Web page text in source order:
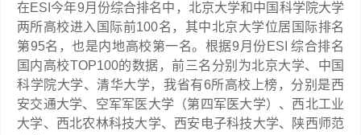
在ESI今年9月份综合排名中，北京大学和中国科学院大学
两所高校进入国际前100名，其中北京大学位居国际排名
第95名，也是内地高校第一名。根据9月份ESI 综合排名
国内高校TOP100的数据，前三名分别为北京大学、中国
科学院大学、清华大学，我省有6所高校上榜，分别是西
安交通大学、空军军医大学（第四军医大学）、西北工业
大学、西北农林科技大学、西安电子科技大学、陕西师范